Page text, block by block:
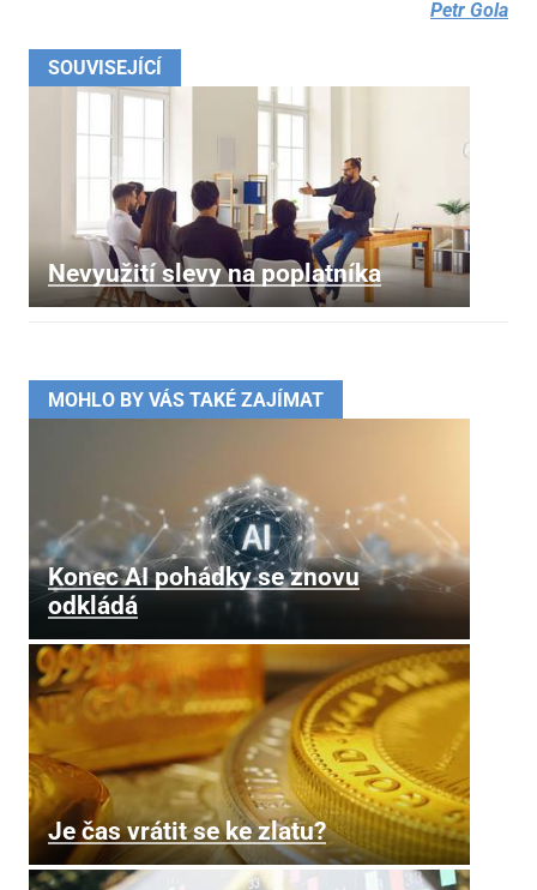
SOUVISEJÍCÍ
Nevyužití slevy na poplatníka
Petr Gola
MOHLO BY VÁS TAKÉ ZAJÍMAT
Konec AI pohádky se znovu
odkládá
Je čas vrátit se ke zlatu?